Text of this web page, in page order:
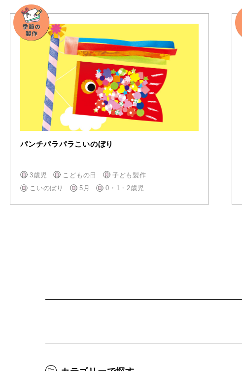
パンチパラパラこいのぼり
3歳児 こどもの日
子ども製作
こいのぼり
5月 0・1・2歳児